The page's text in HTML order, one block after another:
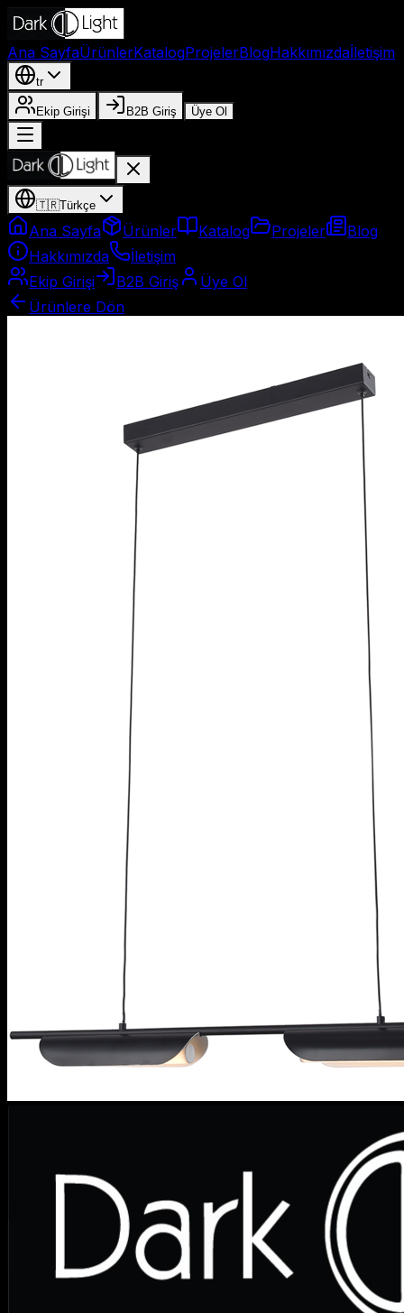
Ana SayfaÜrünlerKatalogProjelerBlogHakkımızdaİletişim
tr
Ekip Girişi B2B Giriş Üye Ol
🇹🇷Türkçe
Ana Sayfa Ürünler Katalog Projeler
Blog
Hakkımızda
İletişim
Ekip Girişi
B2B Giriş
Üye Ol
Ürünlere Dön